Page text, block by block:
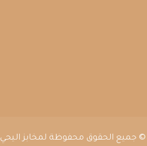
© جميع الحقوق محفوظة لمخابز اليحي